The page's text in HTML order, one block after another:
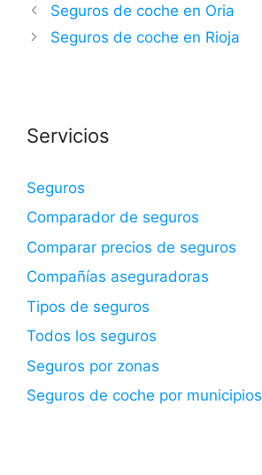
Seguros de coche en Oria
Seguros de coche en Rioja
Servicios
Seguros
Comparador de seguros
Comparar precios de seguros
Compañías aseguradoras
Tipos de seguros
Todos los seguros
Seguros por zonas
Seguros de coche por municipios